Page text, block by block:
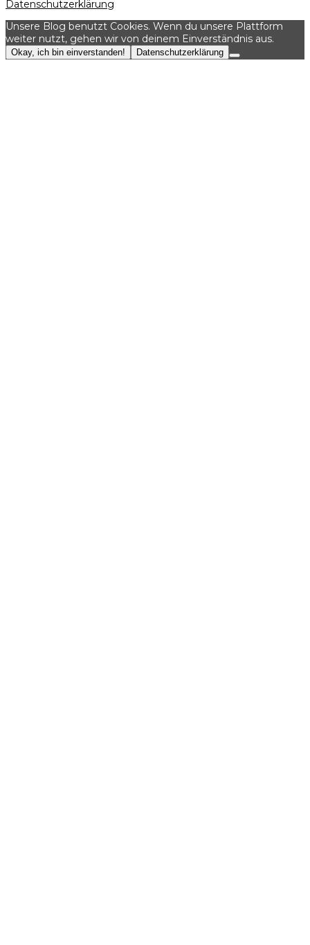
Datenschutzerklärung
Unsere Blog benutzt Cookies. Wenn du unsere Plattform
weiter nutzt, gehen wir von deinem Einverständnis aus.
Okay, ich bin einverstanden! Datenschutzerklärung